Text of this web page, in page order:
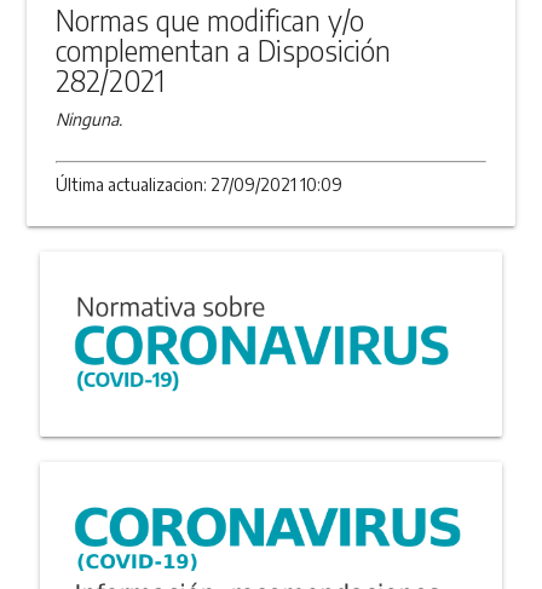
Normas que modifican y/o
complementan a Disposición
282/2021
Ninguna.
Última actualizacion: 27/09/2021 10:09